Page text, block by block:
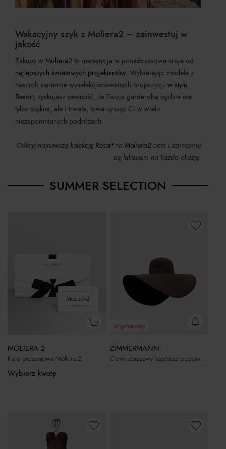
Wakacyjny szyk z Moliera2 – zainwestuj w
jakość
Zakupy w Moliera2 to inwestycja w ponadczasowe kroje od
najlepszych światowych projektantów. Wybierając modele z
naszych starannie wyselekcjonowanych propozycji w stylu
Resort, zyskujesz pewność, że Twoja garderoba będzie nie
tylko piękna, ale i trwała, towarzysząc Ci w wielu
niezapomnianych podróżach.
Odkryj najnowszą kolekcję Resortna Moliera2.com i zainspiruj
się luksusem na każdą okazję.
SUMMER SELECTION
MOLIERA 2
Karta prezentowa Moliera 2
Wybierz kwotę
Wyprzedany
ZIMMERMANN
Ciemnobrązowy kapelusz przeciwsłoneczny